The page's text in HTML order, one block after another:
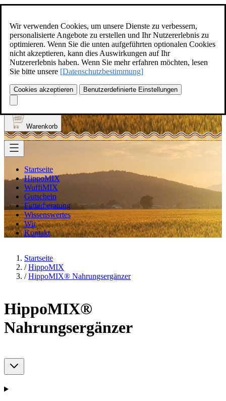
Wir verwenden Cookies, um unsere Dienste zu verbessern,
personalisierte Angebote zu erstellen und Ihr Nutzererlebnis zu
optimieren. Wenn Sie die unten aufgeführten optionalen Cookies
nicht akzeptieren, kann dies Auswirkungen auf Ihr
Nutzererlebnis haben. Wenn Sie mehr erfahren möchten, lesen
Sie bitte unsere [Datenschutzbestimmung]
Cookies akzeptieren Benutzerdefinierte Einstellungen
Zum Inhalt springen
+49(0)5129-308
Produkt finden
0
Warenkorb
Startseite
HippoMIX
WuffiMIX
Gutschein
Futterberatung
Wissenswertes
Wir
Kontakt
Startseite
/ HippoMIX
/ HippoMIX® Nahrungsergänzer
HippoMIX®
Nahrungsergänzer